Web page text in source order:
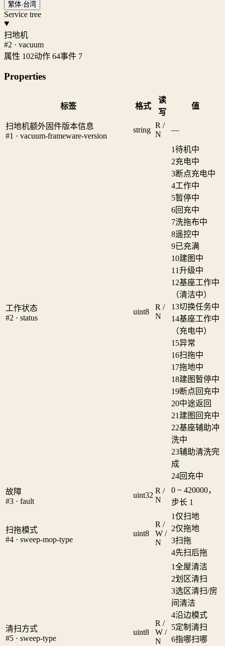
繁体·台湾
Service tree
扫地机
#2 · vacuum
属性 102动作 64事件 7
Properties
标签 格式
读
写
值
扫地机额外固件版本信息
#1 · vacuum-frameware-version
string
R /
N
—
工作状态
#2 · status
uint8
R /
N
1待机中
2充电中
3断点充电中
4工作中
5暂停中
6回充中
7洗拖布中
8遥控中
9已充满
10建图中
11升级中
12基座工作中
（清洁中）
13切换任务中
14基座工作中
（充电中）
15异常
16扫拖中
17拖地中
18建图暂停中
19断点回充中
20中途返回
21 建图回充中
22基座辅助冲
洗中
23辅助清洗完
成
24回充中
故障
#3 · fault
uint32
R /
N
0 ~ 420000，
步长 1
扫拖模式
#4 · sweep-mop-type
uint8
R /
W /
N
1仅扫地
2仅拖地
3扫拖
4先扫后拖
清扫方式
#5 · sweep-type
uint8
R /
W /
N
1全屋清洁
2划区清扫
3选区清扫/房
间清洁
4沿边模式
5定制清扫
6指哪扫哪